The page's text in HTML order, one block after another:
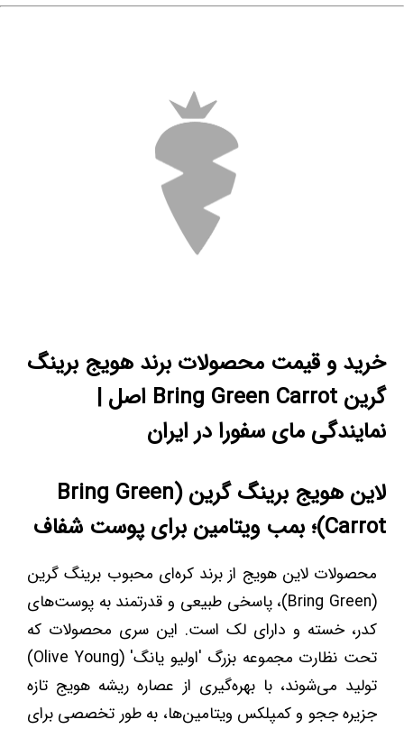
خرید و قیمت محصولات برند هویج برینگ
گرین Bring Green Carrot اصل |
نمایندگی مای سفورا در ایران
لاین هویج برینگ گرین (Bring Green
Carrot)؛ بمب ویتامین برای پوست شفاف
محصولات لاین هویج از برند کره‌ای محبوب برینگ گرین
(Bring Green)، پاسخی طبیعی و قدرتمند به پوست‌های
کدر، خسته و دارای لک است. این سری محصولات که
تحت نظارت مجموعه بزرگ 'اولیو یانگ' (Olive Young)
تولید می‌شوند، با بهره‌گیری از عصاره ریشه هویج تازه
جزیره ججو و کمپلکس ویتامین‌ها، به طور تخصصی برای